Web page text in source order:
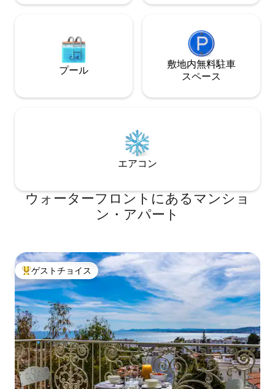
プール
敷地内無料駐⁠車
ス⁠ペ⁠ー⁠ス
エアコン
ウォーターフロントにあるマンショ
ン・アパート
大好評のゲストチョイスです。
ゲストチョイス